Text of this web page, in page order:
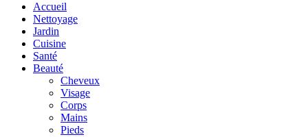
Accueil
Nettoyage
Jardin
Cuisine
Santé
Beauté
Cheveux
Visage
Corps
Mains
Pieds